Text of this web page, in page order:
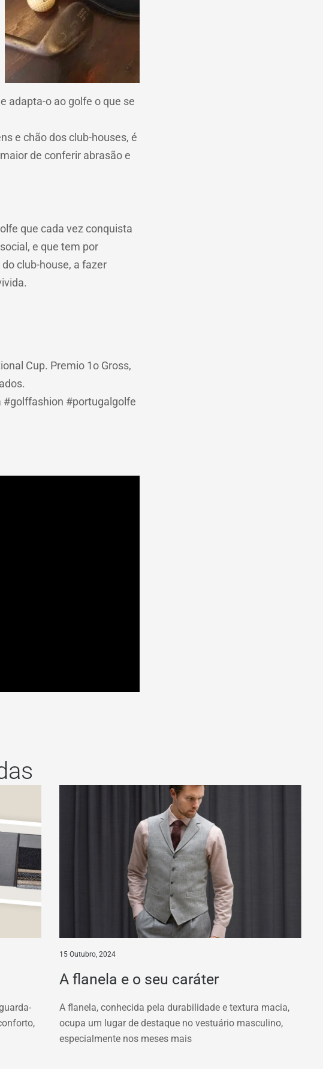
adapta-o ao golfe o que se
e chão dos club-houses, é
de conferir abrasão e
que cada vez conquista
e que tem por
club-house, a fazer
Cup. Premio 1o Gross,
#portugalgolfe
15 Outubro, 2024
A flanela e o seu caráter
A flanela, conhecida pela durabilidade e textura macia,
ocupa um lugar de destaque no vestuário masculino,
especialmente nos meses mais